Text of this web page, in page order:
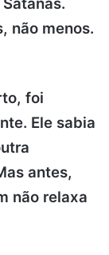
não menos.
foi
Ele sabia
antes,
não relaxa